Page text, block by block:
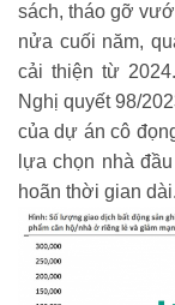
sách, tháo gỡ
nửa cuối năm,
cải thiện từ
Nghị quyết 98/
của dự án cô
lựa chọn nhà
hoãn thời gian dài.